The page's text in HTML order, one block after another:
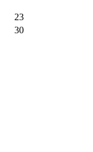
23
30